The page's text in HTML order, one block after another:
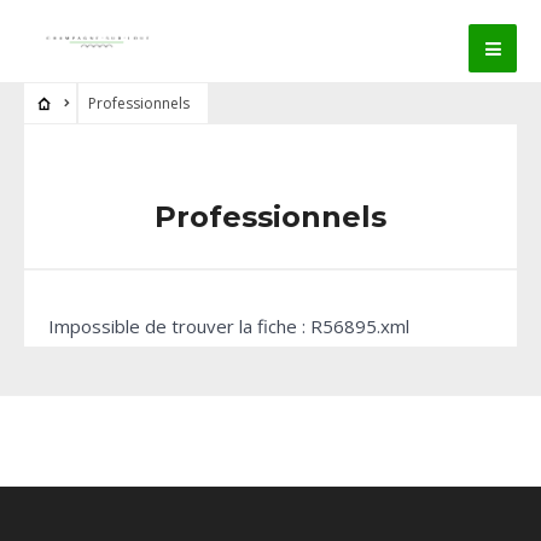
Professionnels
Professionnels
Impossible de trouver la fiche : R56895.xml